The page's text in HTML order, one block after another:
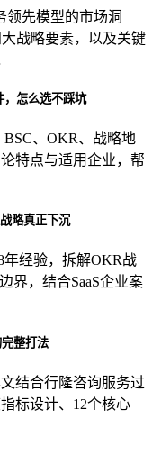
先模型的市场洞
战略要素，以及关键
，怎么选不踩坑
、OKR、战略地
特点与适用企业，帮
略真正下沉
经验，拆解OKR战
界，结合SaaS企业案
整打法
结合行隆咨询服务过
标设计、12个核心